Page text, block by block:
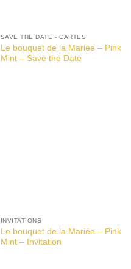
SAVE THE DATE - CARTES
Le bouquet de la Mariée – Pink
Mint – Save the Date
INVITATIONS
Le bouquet de la Mariée – Pink
Mint – Invitation